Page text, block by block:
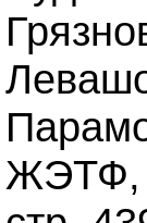
ЖЭТФ,